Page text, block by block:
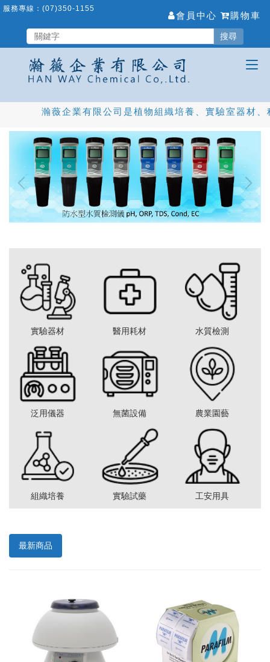
跳
要
服務專線： (07)350-1155
會員中心 購物車
搜尋
瀚薇企業有限公司是植物組織培養、實驗室器材
實驗器材 醫用耗材 水質檢測
泛用儀器 無菌設備 農業園藝
組織培養 實驗試藥 工安用具
最新商品